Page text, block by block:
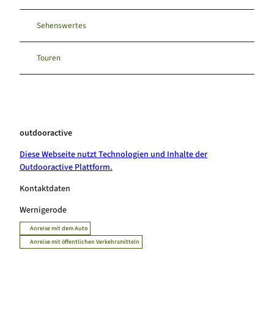
Sehenswertes
Touren
outdooractive
Diese Webseite nutzt Technologien und Inhalte der
Outdooractive Plattform.
Kontaktdaten
Wernigerode
Anreise mit dem Auto
Anreise mit öffentlichen Verkehrsmitteln